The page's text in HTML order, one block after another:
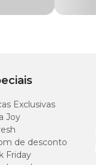
ácido fólico,
kg (0,6%)
Exclusivas
Joy
de desconto
Friday